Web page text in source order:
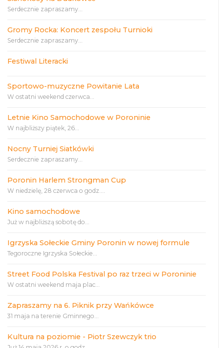
Serdecznie zapraszamy...
Gromy Rocka: Koncert zespołu Turnioki
Serdecznie zapraszamy...
Festiwal Literacki
Sportowo-muzyczne Powitanie Lata
W ostatni weekend czerwca...
Letnie Kino Samochodowe w Poroninie
W najbliższy piątek, 26...
Nocny Turniej Siatkówki
Serdecznie zapraszamy...
Poronin Harlem Strongman Cup
W niedzielę, 28 czerwca o godz....
Kino samochodowe
Już w najbliższą sobotę do...
Igrzyska Sołeckie Gminy Poronin w nowej formule
Tegoroczne Igrzyska Sołeckie...
Street Food Polska Festival po raz trzeci w Poroninie
W ostatni weekend maja plac...
Zapraszamy na 6. Piknik przy Wańkówce
31 maja na terenie Gminnego...
Kultura na poziomie - Piotr Szewczyk trio